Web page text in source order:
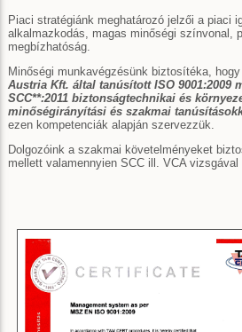
Piaci stratégiánk meghatározó jelzői a piaci
alkalmazkodás, magas minőségi színvonal,
megbízhatóság.
Minőségi munkavégzésünk biztosítéka,
Austria Kft. által tanúsított ISO 9001:2009
SCC**:2011 biztonságtechnikai és
minőségirányítási és szakmai
ezen kompetenciák alapján szervezzük.
Dolgozóink a szakmai követelményeket
mellett valamennyien SCC ill. VCA